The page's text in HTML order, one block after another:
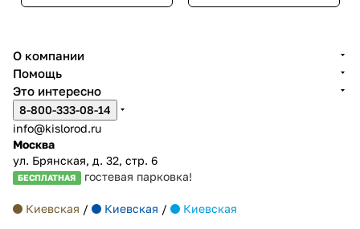
О компании
Помощь
Это интересно
8-800-333-08-14
info@kislorod.ru
Москва
ул. Брянская, д. 32, стр. 6
БЕСПЛАТНАЯ гостевая парковка!
Киевская / Киевская / Киевская